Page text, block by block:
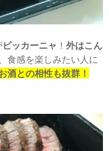
ピッカーニャ ！ 外はこん
、食感を楽しみたい人に
酒との相性も抜群！